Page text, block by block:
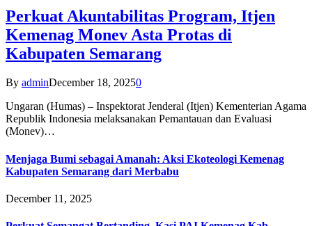
Perkuat Akuntabilitas Program, Itjen
Kemenag Monev Asta Protas di
Kabupaten Semarang
By adminDecember 18, 20250
Ungaran (Humas) – Inspektorat Jenderal (Itjen) Kementerian Agama
Republik Indonesia melaksanakan Pemantauan dan Evaluasi
(Monev)…
Menjaga Bumi sebagai Amanah: Aksi Ekoteologi Kemenag
Kabupaten Semarang dari Merbabu
December 11, 2025